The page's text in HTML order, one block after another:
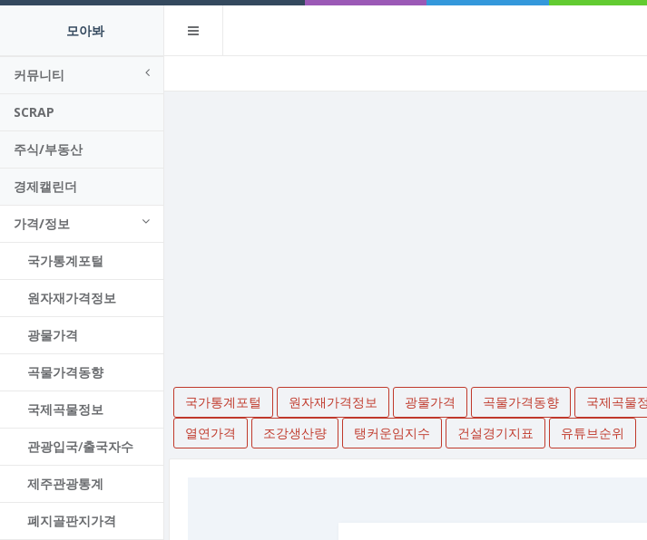
모아봐
커뮤니티
SCRAP
주식/부동산
경제캘린더
가격/정보
국가통계포털
원자재가격정보
광물가격
곡물가격동향
국제곡물정보
관광입국/출국자수
제주관광통계
폐지골판지가격
국가통계포털 원자재가격정보 광물가격 곡물가격동향 국제곡물
열연가격
조강생산량 탱커운임지수 건설경기지표 유튜브순위